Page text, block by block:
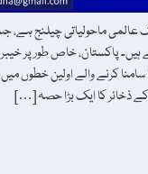
عالمی ماحولیاتی چیلنج
پاکستان، خاص طور پر خیبر
کرنے والے اولین خطوں
کے ذخائر کا ایک بڑا حصہ […]